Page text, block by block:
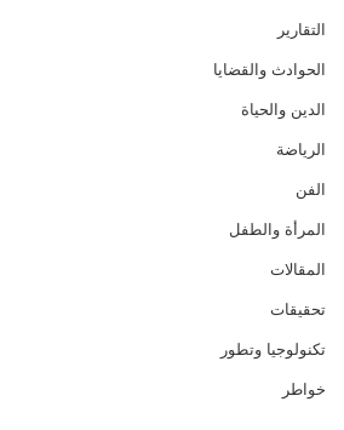
التقارير
الحوادث والقضايا
الدين والحياة
الرياضة
الفن
المرأة والطفل
المقالات
تحقيقات
تكنولوجيا وتطور
خواطر